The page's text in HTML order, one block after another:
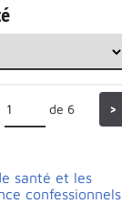
de 6 >
santé et les
confessionnels